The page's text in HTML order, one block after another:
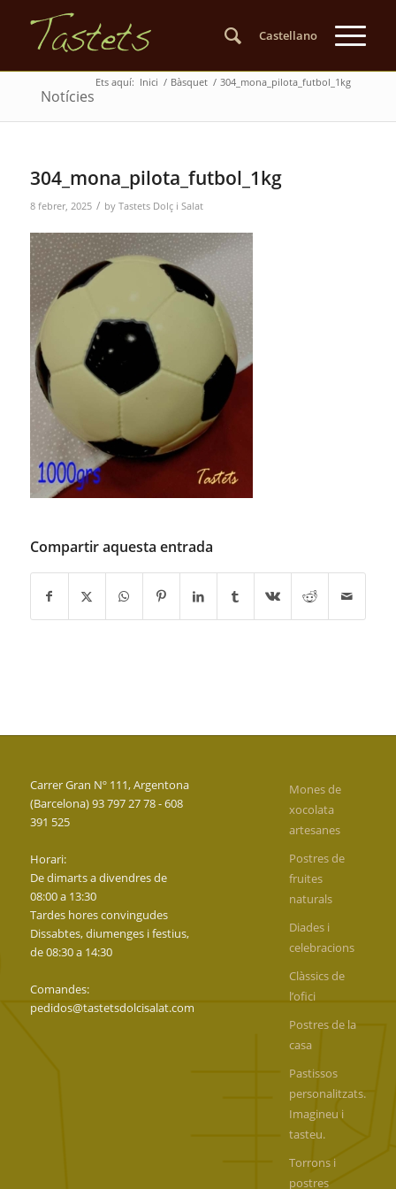
Castellano
Notícies
Ets aquí: Inici / Bàsquet / 304_mona_pilota_futbol_1kg
304_mona_pilota_futbol_1kg
8 febrer, 2025 / by Tastets Dolç i Salat
Compartir aquesta entrada
Carrer Gran Nº 111, Argentona
(Barcelona) 93 797 27 78 - 608
391 525
Horari:
De dimarts a divendres de
08:00 a 13:30
Tardes hores convingudes
Dissabtes, diumenges i festius,
de 08:30 a 14:30
Comandes:
pedidos@tastetsdolcisalat.com
Mones de
xocolata
artesanes
Postres de
fruites
naturals
Diades i
celebracions
Clàssics de
l’ofici
Postres de la
casa
Pastissos
personalitzats.
Imagineu i
tasteu.
Torrons i
postres